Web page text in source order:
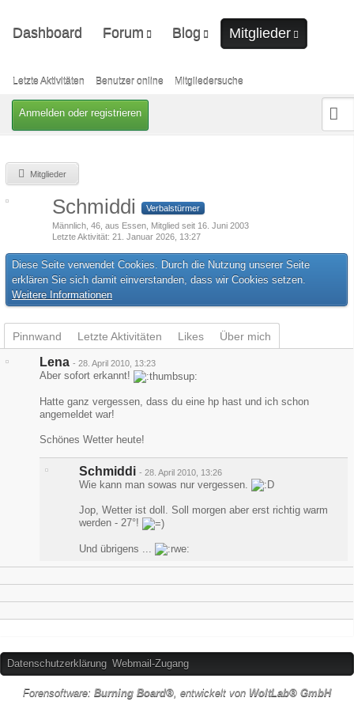
Anmelden oder registrieren
Dashboard Forum Blog Mitglieder
Benutzer online
Letzte Aktivitäten Benutzer online Mitgliedersuche
Mitglieder
Schmiddi
Verbalstürmer
Männlich 46 aus Essen Mitglied seit 16. Juni 2003
Letzte Aktivität 21. Januar 2026, 13:27
Diese Seite verwendet Cookies. Durch die Nutzung unserer Seite
erklären Sie sich damit einverstanden, dass wir Cookies setzen.
Weitere Informationen
Pinnwand Letzte Aktivitäten Likes Über mich
Lena - 28. April 2010, 13:23
Aber sofort erkannt!
Hatte ganz vergessen, dass du eine hp hast und ich schon
angemeldet war!
Schönes Wetter heute!
Schmiddi - 28. April 2010, 13:26
Wie kann man sowas nur vergessen.
Jop, Wetter ist doll. Soll morgen aber erst richtig warm
werden - 27°!
Und übrigens ...
Datenschutzerklärung Webmail-Zugang
Forensoftware: Burning Board®, entwickelt von WoltLab® GmbH